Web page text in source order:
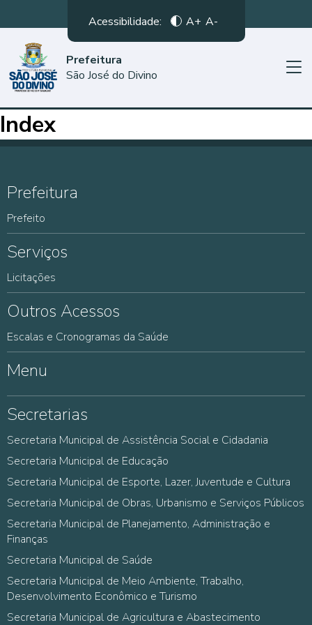
Acessibilidade: A+ A-
Prefeitura
São José do Divino
Index
Prefeitura
Prefeito
Serviços
Licitações
Outros Acessos
Escalas e Cronogramas da Saúde
Menu
Secretarias
Secretaria Municipal de Assistência Social e Cidadania
Secretaria Municipal de Educação
Secretaria Municipal de Esporte, Lazer, Juventude e Cultura
Secretaria Municipal de Obras, Urbanismo e Serviços Públicos
Secretaria Municipal de Planejamento, Administração e
Finanças
Secretaria Municipal de Saúde
Secretaria Municipal de Meio Ambiente, Trabalho,
Desenvolvimento Econômico e Turismo
Secretaria Municipal de Agricultura e Abastecimento